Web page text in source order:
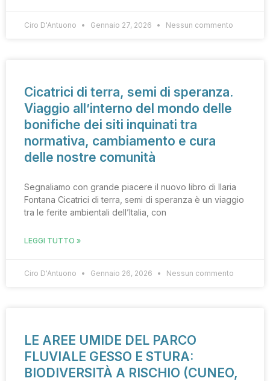
Ciro D'Antuono Gennaio 27, 2026 Nessun commento
Cicatrici di terra, semi di speranza.
Viaggio all’interno del mondo delle
bonifiche dei siti inquinati tra
normativa, cambiamento e cura
delle nostre comunità
Segnaliamo con grande piacere il nuovo libro di Ilaria
Fontana Cicatrici di terra, semi di speranza è un viaggio
tra le ferite ambientali dell’Italia, con
LEGGI TUTTO »
Ciro D'Antuono Gennaio 26, 2026 Nessun commento
LE AREE UMIDE DEL PARCO
FLUVIALE GESSO E STURA:
BIODIVERSITÀ A RISCHIO (CUNEO,